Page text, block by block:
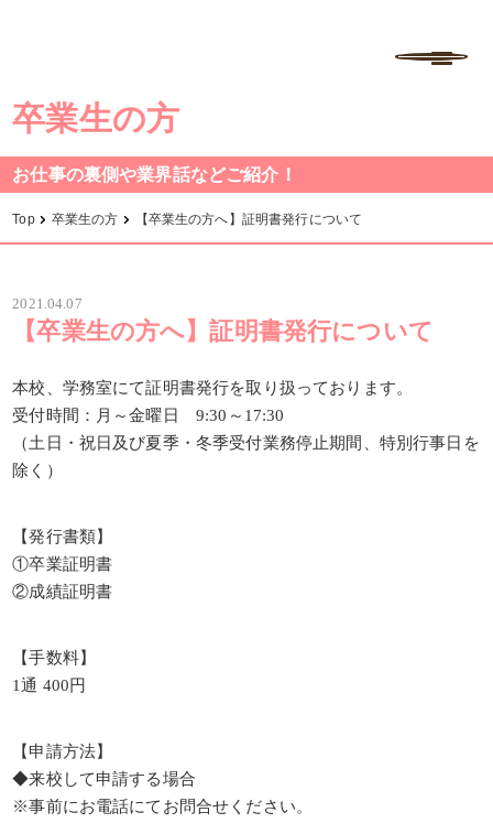
学校法人中村学園 専門学校ちば愛犬動物フラワー学園
MENU
卒業生の方
お仕事の裏側や業界話などご紹介！
Top 卒業生の方 【卒業生の方へ】証明書発行について
2021.04.07
【卒業生の方へ】証明書発行について
本校、学務室にて証明書発行を取り扱っております。
受付時間：月～金曜日 9:30～17:30
（土日・祝日及び夏季・冬季受付業務停止期間、特別行事日を
除く）
【発行書類】
①卒業証明書
②成績証明書
【手数料】
1通 400円
【申請方法】
◆来校して申請する場合
※事前にお電話にてお問合せください。